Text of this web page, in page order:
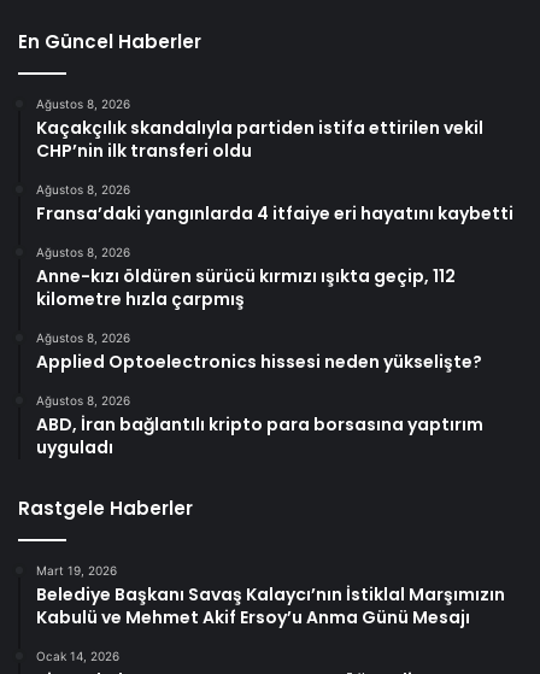
En Güncel Haberler
Ağustos 8, 2026
Kaçakçılık skandalıyla partiden istifa ettirilen vekil
CHP’nin ilk transferi oldu
Ağustos 8, 2026
Fransa’daki yangınlarda 4 itfaiye eri hayatını kaybetti
Ağustos 8, 2026
Anne-kızı öldüren sürücü kırmızı ışıkta geçip, 112
kilometre hızla çarpmış
Ağustos 8, 2026
Applied Optoelectronics hissesi neden yükselişte?
Ağustos 8, 2026
ABD, İran bağlantılı kripto para borsasına yaptırım
uyguladı
Rastgele Haberler
Mart 19, 2026
Belediye Başkanı Savaş Kalaycı’nın İstiklal Marşımızın
Kabulü ve Mehmet Akif Ersoy’u Anma Günü Mesajı
Ocak 14, 2026